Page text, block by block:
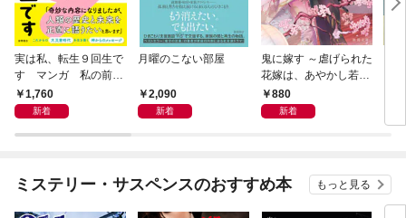
実は私、転生９回生で
す マンガ 私の前世
物語1,760
新着
月曜のこない部屋
2,090
新着
鬼に嫁す ～虐げられた
花嫁は、あやかし若頭
に溺愛される～
880
新着
ミステリー・サスペンスのおすすめ本 もっと見る